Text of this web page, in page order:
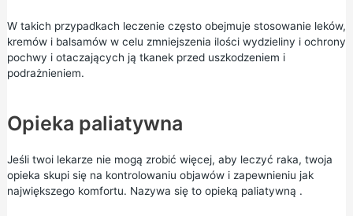
W takich przypadkach leczenie często obejmuje stosowanie leków,
kremów i balsamów w celu zmniejszenia ilości wydzieliny i ochrony
pochwy i otaczających ją tkanek przed uszkodzeniem i
podrażnieniem.
Opieka paliatywna
Jeśli twoi lekarze nie mogą zrobić więcej, aby leczyć raka, twoja
opieka skupi się na kontrolowaniu objawów i zapewnieniu jak
największego komfortu. Nazywa się to opieką paliatywną .